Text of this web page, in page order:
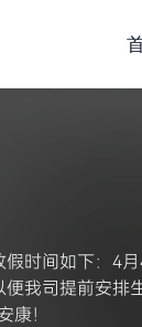
时间如下：4
我司提前安排
康！